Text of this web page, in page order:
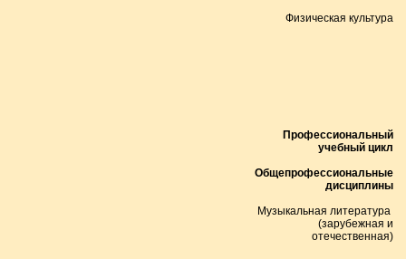
Физическая культура
Профессиональный
учебный цикл
Общепрофессиональные
дисциплины
Музыкальная литература
(зарубежная и
отечественная)